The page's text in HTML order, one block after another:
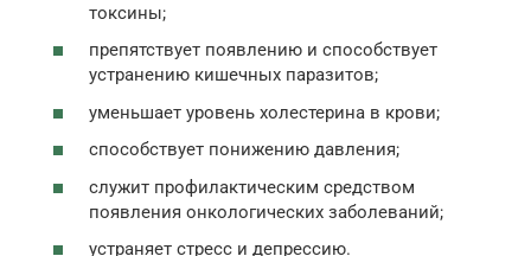
токсины;
препятствует появлению и способствует
устранению кишечных паразитов;
уменьшает уровень холестерина в крови;
способствует понижению давления;
служит профилактическим средством
появления онкологических заболеваний;
устраняет стресс и депрессию.